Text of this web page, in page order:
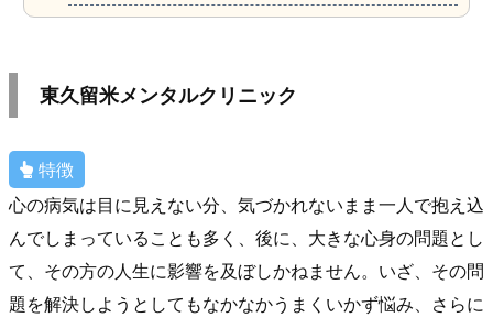
東久留米メンタルクリニック
特徴
心の病気は目に見えない分、気づかれないまま一人で抱え込
んでしまっていることも多く、後に、大きな心身の問題とし
て、その方の人生に影響を及ぼしかねません。いざ、その問
題を解決しようとしてもなかなかうまくいかず悩み、さらに